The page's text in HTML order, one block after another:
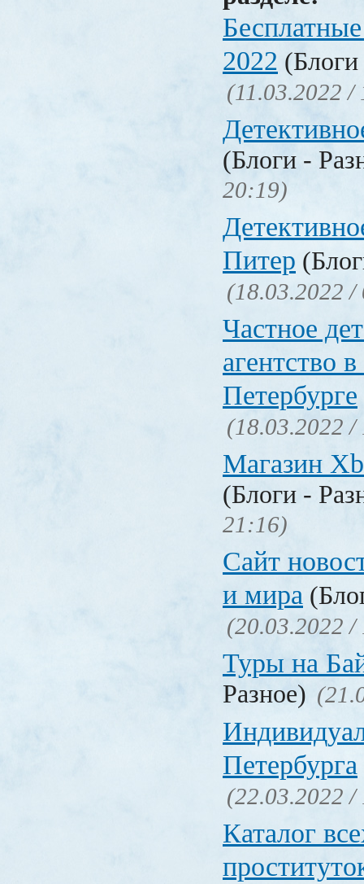
2022
(11.03.2022 /
(Блоги -
20:19)
Питер
(18.03.2022 /
Частное
агентство
Петербурге
(18.03.2022 /
Магазин
(Блоги -
21:16)
Сайт
и мира
(20.03.2022 /
Туры на
Разное)
Петербурга
(22.03.2022 /
Каталог